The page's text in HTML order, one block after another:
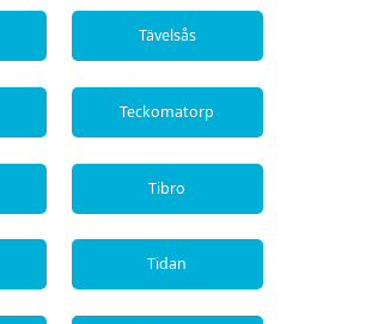
Tävelsås
Teckomatorp
Tibro
Tidan